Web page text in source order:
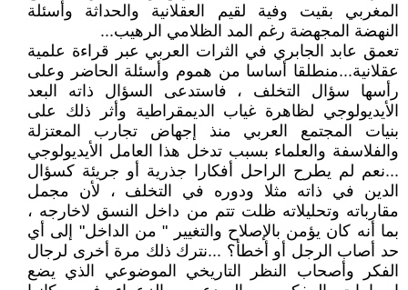
المغربي بقيت وفية لقيم العقلانية والحداثة وأسئلة
النهضة المجهضة رغم المد الظلامي الرهيب...
تعمق عابد الجابري في الثرات العربي عبر قراءة علمية
عقلانية...منطلقا أساسا من هموم وأسئلة الحاضر وعلى
رأسها سؤال التخلف ، فاستدعى السؤال ذاته البعد
الأيديولوجي لظاهرة غياب الديمقراطية وأثر ذلك على
بنيات المجتمع العربي منذ إجهاض تجارب المعتزلة
والفلاسفة والعلماء بسبب تدخل هذا العامل الأيديولوجي
...نعم لم يطرح الراحل أفكارا جذرية أو جريئة كسؤال
الدين في ذاته مثلا ودوره في التخلف ، لأن مجمل
مقارباته وتحليلاته ظلت تتم من داخل النسق لاخارجه ،
بما أنه كان يؤمن بالإصلاح والتغيير " من الداخل" إلى أي
حد أصاب الرجل أو أخطأ؟ ...نترك ذلك مرة أخرى لرجال
الفكر وأصحاب النظر التاريخي الموضوعي الذي يضع